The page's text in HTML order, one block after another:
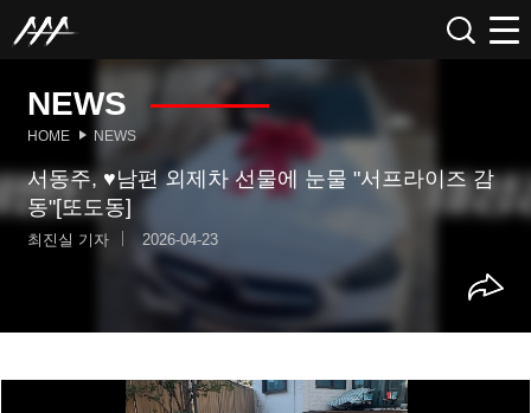
NEWS
HOME NEWS
서동주, ♥남편 외제차 선물에 눈물 "서프라이즈 감
동"[또도동]
최진실 기자 2026-04-23